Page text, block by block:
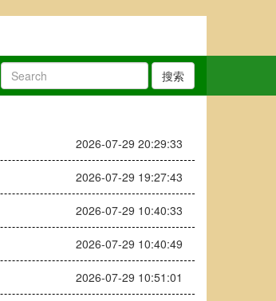
搜索
2026-07-29 20:29:33
2026-07-29 19:27:43
2026-07-29 10:40:33
2026-07-29 10:40:49
2026-07-29 10:51:01